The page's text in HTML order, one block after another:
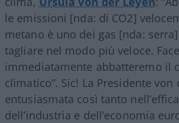
le emissioni [nda: di CO2]
metano è uno dei gas [nda:
tagliare nel modo più veloce.
immediatamente abbatteremo il
climatico”. Sic! La Presidente von
entusiasmata così tanto
dell’industria e dell’economia